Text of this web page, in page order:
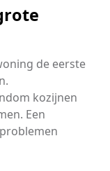
de eerste
kozijnen
Een